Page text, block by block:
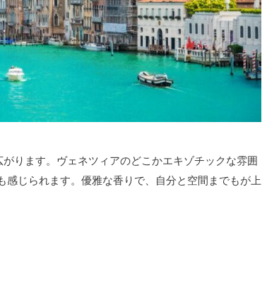
ります。ヴェネツィアのどこかエキゾチックな雰囲
じられます。優雅な香りで、自分と空間までもが上